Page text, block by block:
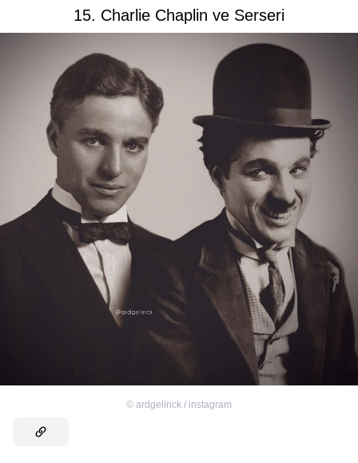
15. Charlie Chaplin ve Serseri
© ardgelinck / instagram